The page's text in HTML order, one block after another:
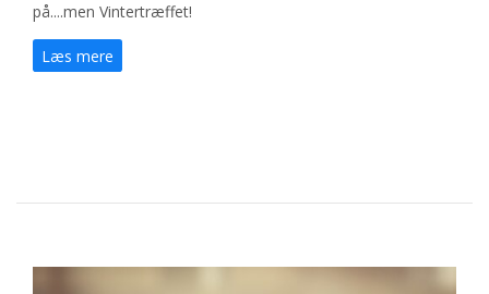
på....men Vintertræffet!
Læs mere